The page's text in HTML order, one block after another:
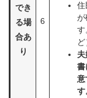
でき
る場
合あ
り
6
住
が
す
ど
書
意
す